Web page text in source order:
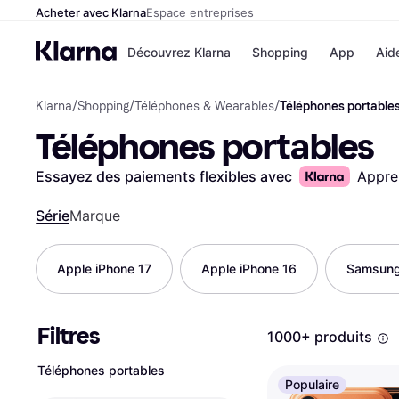
Acheter avec KlarnaEspace entreprises
Découvrez Klarna
Options de
Toutes les options de
paiement
Payer maintenant
Paiement en 3 fois
Shopping
Magasins
Airbnb
Temu
Voir tous les
App
Klarna/Shopping/Téléphones & Wearables/Téléphones
Téléphones portables
Essayez des paiements flexibles avec
SérieMarque
Apple iPhone 17 Apple iPhone 16
Filtres
Téléphones portables
1000+ produits
Populaire